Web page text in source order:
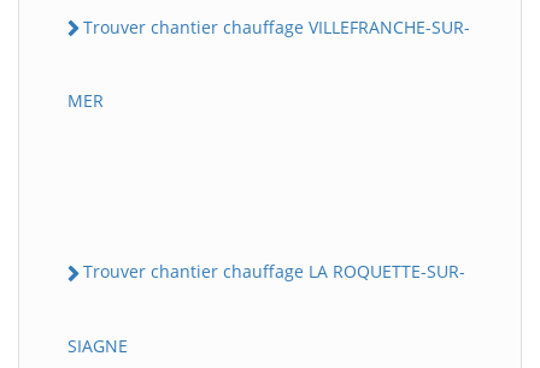
Trouver chantier chauffage VILLEFRANCHE-SUR-
MER
Trouver chantier chauffage LA ROQUETTE-SUR-
SIAGNE